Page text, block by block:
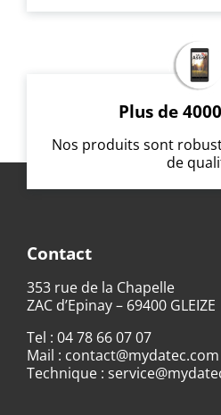
Plus de
Nos produits sont
de
Contact
353 rue de la Chapelle
ZAC d’Epinay – 69400 GLEIZE
Tel : 04 78 66 07 07
Mail : contact@mydatec.com
Technique :